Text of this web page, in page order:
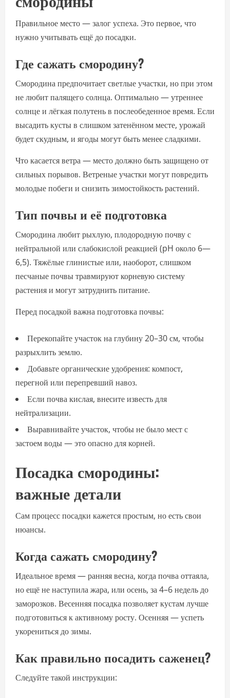
Правильное место — залог успеха. Это первое, что
нужно учитывать ещё до посадки.
Где сажать смородину?
Смородина предпочитает светлые участки, но при этом
не любит палящего солнца. Оптимально — утреннее
солнце и лёгкая полутень в послеобеденное время. Если
высадить кусты в слишком затенённом месте, урожай
будет скудным, и ягоды могут быть менее сладкими.
Что касается ветра — место должно быть защищено от
сильных порывов. Ветреные участки могут повредить
молодые побеги и снизить зимостойкость растений.
Тип почвы и её подготовка
Смородина любит рыхлую, плодородную почву с
нейтральной или слабокислой реакцией (pH около 6—
6,5). Тяжёлые глинистые или, наоборот, слишком
песчаные почвы травмируют корневую систему
растения и могут затруднить питание.
Перед посадкой важна подготовка почвы:
Перекопайте участок на глубину 20–30 см, чтобы
разрыхлить землю.
Добавьте органические удобрения: компост,
перегной или перепревший навоз.
Если почва кислая, внесите известь для
нейтрализации.
Выравнивайте участок, чтобы не было мест с
застоем воды — это опасно для корней.
Посадка смородины:
важные детали
Сам процесс посадки кажется простым, но есть свои
нюансы.
Когда сажать смородину?
Идеальное время — ранняя весна, когда почва оттаяла,
но ещё не наступила жара, или осень, за 4–6 недель до
заморозков. Весенняя посадка позволяет кустам лучше
подготовиться к активному росту. Осенняя — успеть
укорениться до зимы.
Как правильно посадить саженец?
Следуйте такой инструкции: